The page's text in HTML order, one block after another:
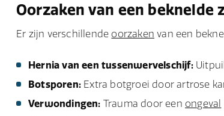
Oorzaken van een beknelde
Er zijn verschillende oorzaken van een
Hernia van een tussenwervelschijf:
Botsporen: Extra botgroei door artrose
Verwondingen: Trauma door een ongeval